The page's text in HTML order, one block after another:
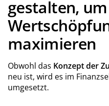
gestalten,
maximieren
Obwohl das Konzept der
neu ist, wird es im
umgesetzt.